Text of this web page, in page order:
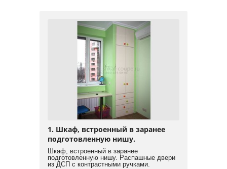
1. Шкаф, встроенный в заранее
подготовленную нишу.
Шкаф, встроенный в заранее
подготовленную нишу. Распашные двери
из ДСП с контрастными ручками.